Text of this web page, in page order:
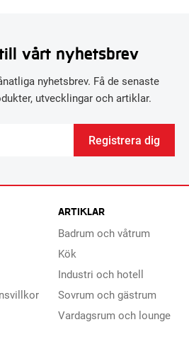
vårt nyhetsbrev
nyhetsbrev. Få de senaste
utvecklingar och artiklar.
Registrera dig
ARTIKLAR
Badrum och våtrum
Kök
Industri och hotell
Sovrum och gästrum
Vardagsrum och lounge